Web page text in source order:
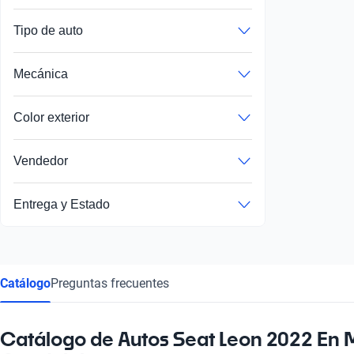
Tipo de auto
Mecánica
Color exterior
Vendedor
Entrega y Estado
CatálogoPreguntas frecuentes
Catálogo de Autos Seat Leon 2022 En